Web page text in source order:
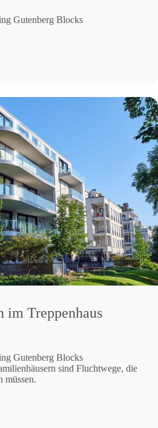
Gutenberg Blocks
im Treppenhaus
Gutenberg Blocks
sind Fluchtwege, die
müssen.